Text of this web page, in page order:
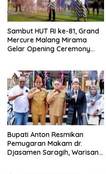
Sambut HUT RI ke-81, Grand
Mercure Malang Mirama
Gelar Opening Ceremony
Bupati Anton Resmikan
Pemugaran Makam dr.
Djasamen Saragih, Warisan